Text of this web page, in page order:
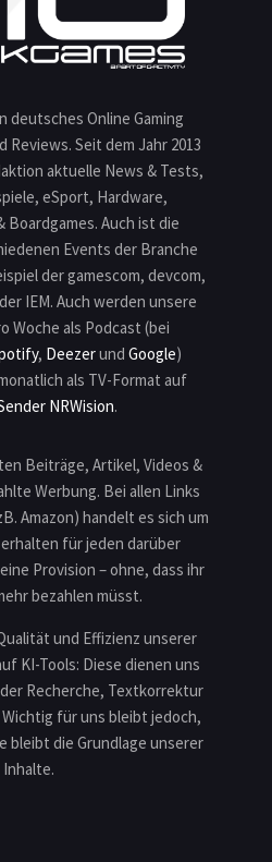
deutsches Online Gaming
Reviews. Seit dem Jahr 2013
aktuelle News & Tests,
eSport, Hardware,
Boardgames. Auch ist die
Events der Branche
der gamescom, devcom,
IEM. Auch werden unsere
Woche als Podcast (bei
, Deezerund Google)
als TV-Format auf
NRWision.
Beiträge, Artikel, Videos &
Werbung. Bei allen Links
Amazon) handelt es sich um
für jeden darüber
Provision – ohne, dass ihr
bezahlen müsst.
und Effizienz unserer
KI-Tools: Diese dienen uns
Recherche, Textkorrektur
für uns bleibt jedoch,
bleibt die Grundlage unserer
Inhalte.